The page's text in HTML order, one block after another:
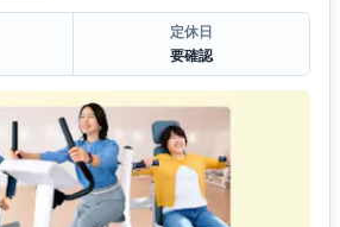
定休日
要確認